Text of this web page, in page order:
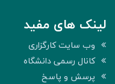
لینک های مفید
وب سایت کارگزاری
کانال رسمی دانشگاه
پرسش و پاسخ